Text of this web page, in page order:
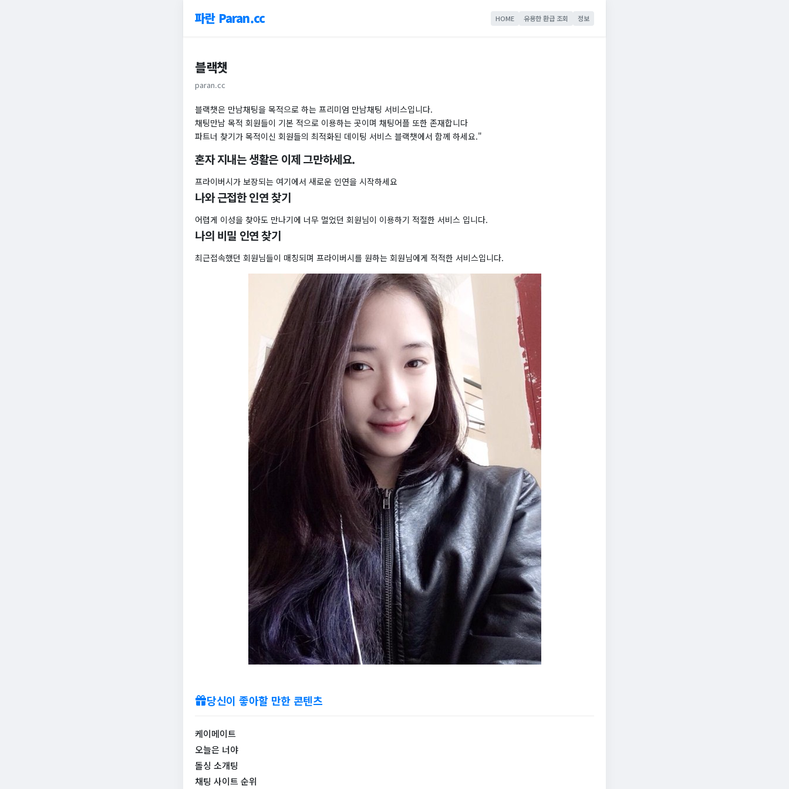
파란 Paran.cc HOME 유용한 환급 조회 정보
블랙챗
paran.cc
블랙챗은 만남채팅을 목적으로 하는 프리미엄 만남채팅 서비스입니다.
채팅만남 목적 회원들이 기본 적으로 이용하는 곳이며 채팅어플 또한 존재합니다
파트너 찾기가 목적이신 회원들의 최적화된 데이팅 서비스 블랙챗에서 함께 하세요."
혼자 지내는 생활은 이제 그만하세요.
프라이버시가 보장되는 여기에서 새로운 인연을 시작하세요
나와 근접한 인연 찾기
어렵게 이성을 찾아도 만나기에 너무 멀었던 회원님이 이용하기 적절한 서비스 입니다.
나의 비밀 인연 찾기
최근접속했던 회원님들이 매칭되며 프라이버시를 원하는 회원님에게 적적한 서비스입니다.
당신이 좋아할 만한 콘텐츠
케이메이트
오늘은 너야
돌싱 소개팅
채팅 사이트 순위